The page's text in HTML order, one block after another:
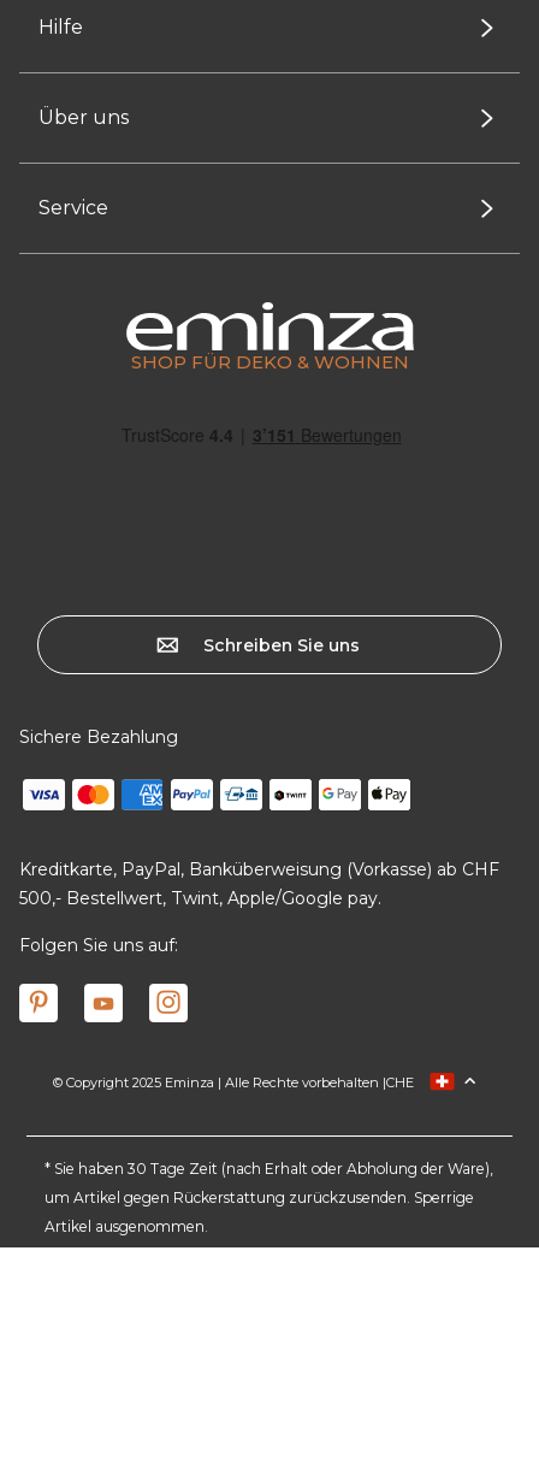
Hilfe
Über uns
Service
SHOP FÜR DEKO & WOHNEN
Schreiben Sie uns
Sichere Bezahlung
Kreditkarte, PayPal, Banküberweisung (Vorkasse) ab CHF
500,- Bestellwert, Twint, Apple/Google pay.
Folgen Sie uns auf:
© Copyright 2025 Eminza | Alle Rechte vorbehalten |
FRANCE
ITALIA
DEUTSCHLAND
CHE
* Sie haben 30 Tage Zeit (nach Erhalt oder Abholung der Ware),
um Artikel gegen Rückerstattung zurückzusenden. Sperrige
Artikel ausgenommen.